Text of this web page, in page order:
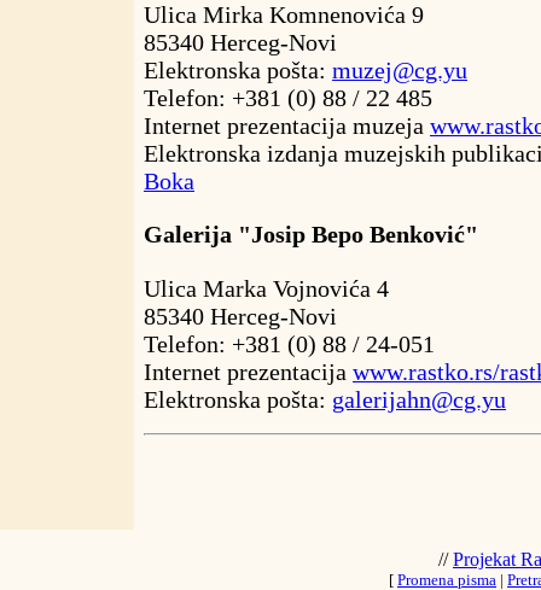
Ulica Mirka Komnenovića 9
85340 Herceg-Novi
Elektronska pošta: muzej@cg.yu
Telefon: +381 (0) 88 / 22 485
Internet prezentacija muzeja
Elektronska izdanja muzejskih
Boka
Galerija "Josip Bepo Benković"
Ulica Marka Vojnovića 4
85340 Herceg-Novi
Telefon: +381 (0) 88 / 24-051
Internet prezentacija www.rastko.rs/
Elektronska pošta: galerijahn@cg.yu
//Projekat
[ Promena pisma |